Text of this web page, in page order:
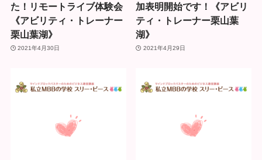
た！リモートライブ体験会
《アビリティ・トレーナー
栗山葉湖》
2021年4月30日
加表明開始です！《アビリ
ティ・トレーナー栗山葉
湖》
2021年4月29日